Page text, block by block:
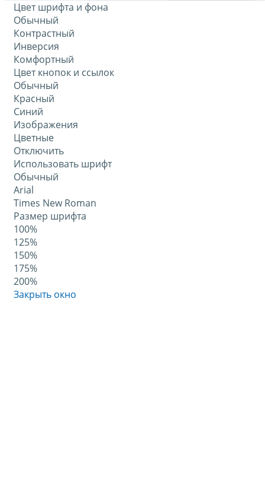
Цвет шрифта и фона
Обычный
Контрастный
Инверсия
Комфортный
Цвет кнопок и ссылок
Обычный
Красный
Синий
Изображения
Цветные
Отключить
Использовать шрифт
Обычный
Arial
Times New Roman
Размер шрифта
100%
125%
150%
175%
200%
Закрыть окно